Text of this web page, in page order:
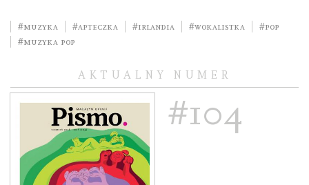
#muzyka #Apteczka #Irlandia #wokalistka
#pop
#muzyka pop
AKTUALNY NUMER
#104